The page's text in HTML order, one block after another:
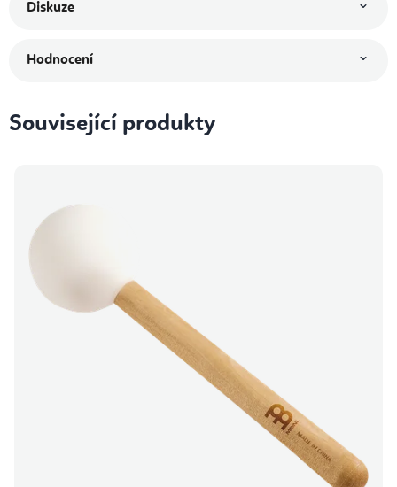
Diskuze
Hodnocení
Související produkty